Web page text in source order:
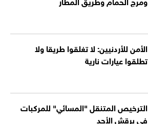
الأمن للأردنيين: لا تغلقوا طريقا ولا
تطلقوا عيارات نارية
الترخيص المتنقل "المسائي" للمركبات
في برقش الأحد